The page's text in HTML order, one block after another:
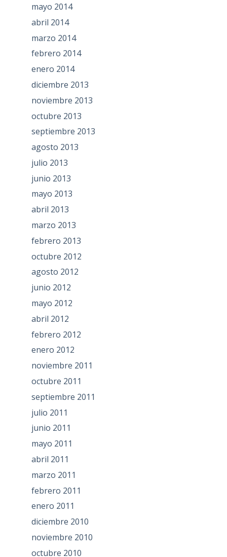
mayo 2014
abril 2014
marzo 2014
febrero 2014
enero 2014
diciembre 2013
noviembre 2013
octubre 2013
septiembre 2013
agosto 2013
julio 2013
junio 2013
mayo 2013
abril 2013
marzo 2013
febrero 2013
octubre 2012
agosto 2012
junio 2012
mayo 2012
abril 2012
febrero 2012
enero 2012
noviembre 2011
octubre 2011
septiembre 2011
julio 2011
junio 2011
mayo 2011
abril 2011
marzo 2011
febrero 2011
enero 2011
diciembre 2010
noviembre 2010
octubre 2010